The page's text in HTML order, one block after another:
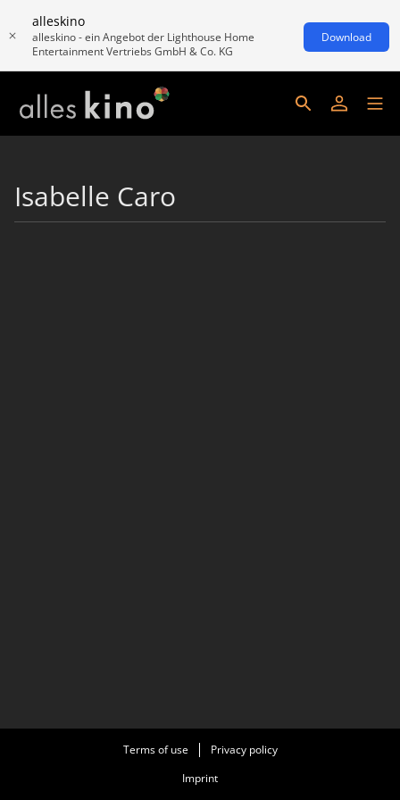
alleskino
alleskino - ein Angebot der Lighthouse Home
Entertainment Vertriebs GmbH & Co. KG
Download
Isabelle Caro
Terms of use
Privacy policy
Imprint